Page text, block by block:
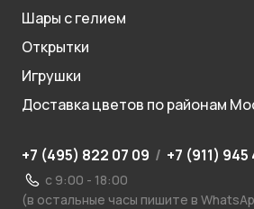
Шары с гелием
Открытки
Игрушки
Доставка цветов по районам
+7 (495) 822 07 09 / +7 (911) 945
с 9:00 - 18:00
(в остальные часы пишите в